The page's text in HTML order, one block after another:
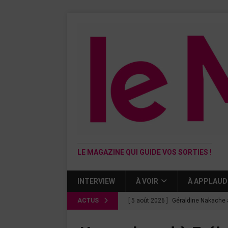
LE MAGAZINE QUI GUIDE VOS SORTIES !
INTERVIEW À VOIR À
ACTUS [ 5 août 2026 ] Géraldine